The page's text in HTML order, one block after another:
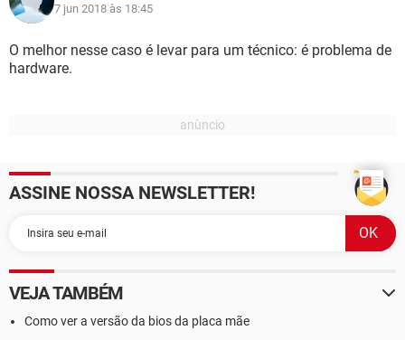
7 jun 2018 às 18:45
O melhor nesse caso é levar para um técnico: é problema de
hardware.
ASSINE NOSSA NEWSLETTER!
VEJA TAMBÉM
Como ver a versão da bios da placa mãe